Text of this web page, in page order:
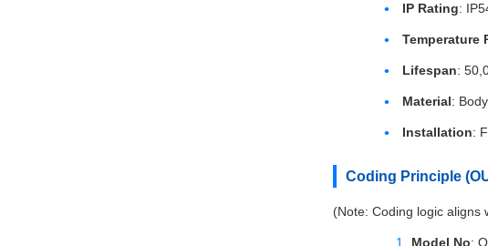
IP Rating:
Temperature
Lifespan:
Material:
Installation:
Coding Principle
(Note: Coding logic aligns
Model No: